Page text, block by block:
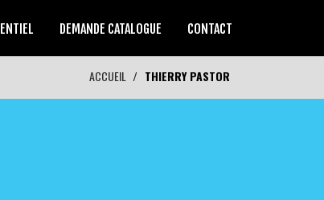
DEMANDE CATALOGUE CONTACT
ACCUEIL THIERRY PASTOR